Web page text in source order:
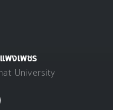
พงเพชร
University